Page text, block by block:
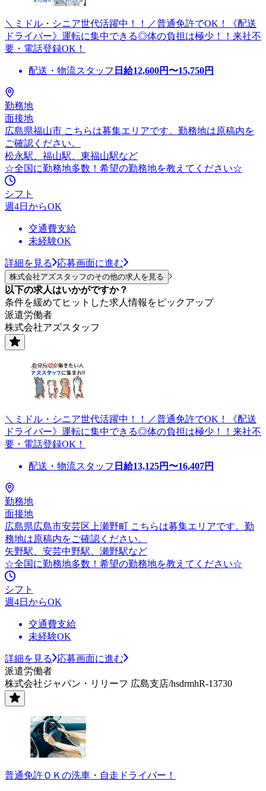
＼ミドル・シニア世代活躍中！！／普通免許でOK！《配送
ドライバー》運転に集中できる◎体の負担は極少！！来社不
要・電話登録OK！
配送・物流スタッフ 日給12,600円〜15,750円
勤務地
面接地
広島県福山市 こちらは募集エリアです。勤務地は原稿内を
ご確認ください。
松永駅、福山駅、東福山駅など
☆全国に勤務地多数！希望の勤務地を教えてください☆
シフト
週4日からOK
交通費支給
未経験OK
詳細を見る 応募画面に進む
株式会社アズスタッフのその他の求人を見る
以下の求人はいかがですか？
条件を緩めてヒットした求人情報をピックアップ
派遣労働者
株式会社アズスタッフ
＼ミドル・シニア世代活躍中！！／普通免許でOK！《配送
ドライバー》運転に集中できる◎体の負担は極少！！来社不
要・電話登録OK！
配送・物流スタッフ 日給13,125円〜16,407円
勤務地
面接地
広島県広島市安芸区上瀬野町 こちらは募集エリアです。勤
務地は原稿内をご確認ください。
矢野駅、安芸中野駅、瀬野駅など
☆全国に勤務地多数！希望の勤務地を教えてください☆
シフト
週4日からOK
交通費支給
未経験OK
詳細を見る
応募画面に進む
派遣労働者
株式会社ジャパン・リリーフ 広島支店/hsdrmhR-13730
普通免許ＯＫの洗車・自走ドライバー！